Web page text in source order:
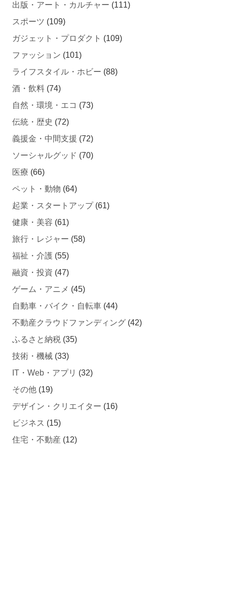
出版・アート・カルチャー (111)
スポーツ (109)
ガジェット・プロダクト (109)
ファッション (101)
ライフスタイル・ホビー (88)
酒・飲料 (74)
自然・環境・エコ (73)
伝統・歴史 (72)
義援金・中間支援 (72)
ソーシャルグッド (70)
医療 (66)
ペット・動物 (64)
起業・スタートアップ(61)
健康・美容 (61)
旅行・レジャー (58)
福祉・介護 (55)
融資・投資 (47)
ゲーム・アニメ (45)
自動車・バイク・自転車 (44)
不動産クラウドファンディング (42)
ふるさと納税 (35)
技術・機械 (33)
IT・Web・アプリ (32)
その他 (19)
デザイン・クリエイター (16)
ビジネス (15)
住宅・不動産 (12)